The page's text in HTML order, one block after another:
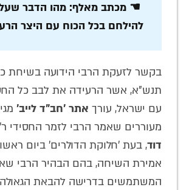
☚ מכתב מאלף: מהו הדבר
להילחם בכל הכוח עם היצר
בקשר לזעקת הרבי הידועה בשיחת
תנש"א, אשר הרעידה את לבב כל
עם ישראל, עורך אתר 'חב"ד לייב'
מעוררים שאמר הרבי לזמר החסידי ר'
דוד, בעת 'חלוקת הדולרים' ביום
אמירת השיחה, בהם הבהיר הרבי
המשתמשים בדרישה להבאת